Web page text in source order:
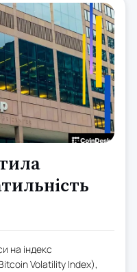
на індекс
Volatility Index),